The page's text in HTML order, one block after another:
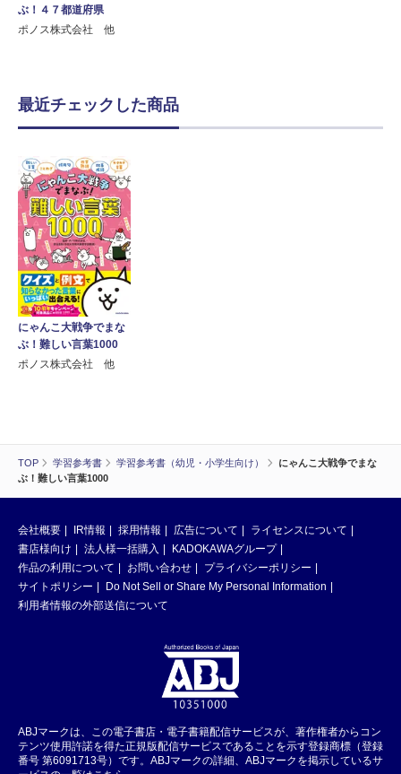
TOP 学習参考書 学習参考書（幼児・小学生向け）
にゃんこ大戦争でまな
ぶ！難しい言葉1000
ぶ！４７都道府県
ポノス株式会社 他
最近チェックした商品
にゃんこ大戦争でまな
ぶ！難しい言葉1000
ポノス株式会社 他
会社概要 IR情報 採用情報 広告について
ライセンスについて
書店様向け
法人様一括購入
KADOKAWAグループ
作品の利用について
お問い合わせ
プライバシーポリシー
サイトポリシー
Do Not Sell or Share My Personal Information
利用者情報の外部送信について
ABJマークは、この電子書店・電子書籍配信サービスが、著作権者からコン
テンツ使用許諾を得た正規版配信サービスであることを示す登録商標（登録
番号 第6091713号）です。ABJマークの詳細、ABJマークを掲示しているサ